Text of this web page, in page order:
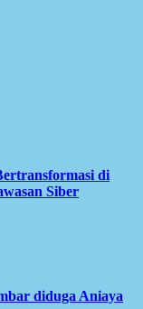
di
Siber
diduga Aniaya